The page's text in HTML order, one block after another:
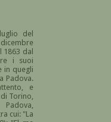
del
1863 dal
i suoi
in quegli
Padova.
e
Torino,
cui: "La